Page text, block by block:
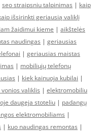
seo straipsniu talpinimas | kaip
išsirinkti geriausią valiklį
žaidimui kieme | aikštelės
naudingas | geriausias
| geriausias maistas
| mobiliųjų telefonų
| kiek kainuoja kubilai |
valiklis | elektromobiliu
daugeja stoteliu | padangų
elektromobiliams |
| kuo naudingas remontas |